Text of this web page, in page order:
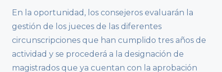
En la oportunidad, los consejeros evaluarán la
gestión de los jueces de las diferentes
circunscripciones que han cumplido tres años de
actividad y se procederá a la designación de
magistrados que ya cuentan con la aprobación